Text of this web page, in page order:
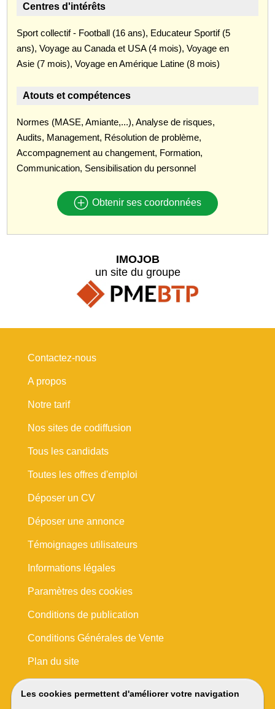
Centres d'intérêts
Sport collectif - Football (16 ans), Educateur Sportif (5
ans), Voyage au Canada et USA (4 mois), Voyage en
Asie (7 mois), Voyage en Amérique Latine (8 mois)
Atouts et compétences
Normes (MASE, Amiante,...), Analyse de risques,
Audits, Management, Résolution de problème,
Accompagnement au changement, Formation,
Communication, Sensibilisation du personnel
Obtenir ses coordonnées
Les cookies permettent d'améliorer votre navigation
IMOJOB
un site du groupe
Contactez-nous
A propos
Notre tarif
Nos sites de codiffusion
Tous les candidats
Toutes les offres d'emploi
Déposer un CV
Déposer une annonce
Témoignages utilisateurs
Informations légales
Paramètres des cookies
Conditions de publication
Conditions Générales de Vente
Plan du site